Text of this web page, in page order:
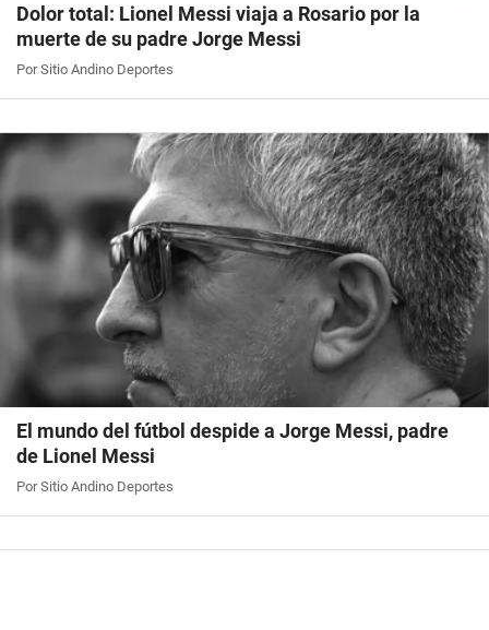
Dolor total: Lionel Messi viaja a Rosario por la
muerte de su padre Jorge Messi
Por Sitio Andino Deportes
El mundo del fútbol despide a Jorge Messi, padre
de Lionel Messi
Por Sitio Andino Deportes